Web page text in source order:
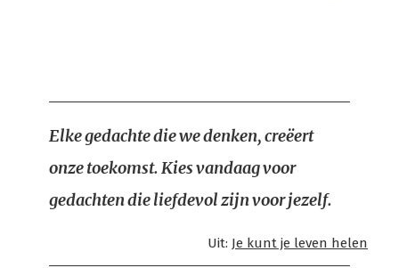
Elke gedachte die we denken, creëert
onze toekomst. Kies vandaag voor
gedachten die liefdevol zijn voor jezelf.
Uit: Je kunt je leven helen